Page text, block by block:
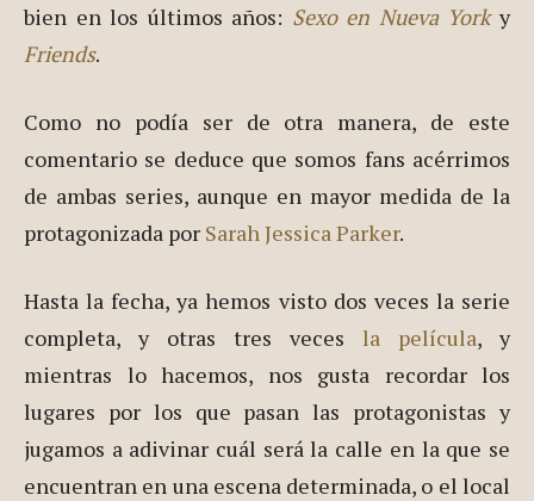
bien en los últimos años: Sexo en Nueva Yorky
Friends.
Como no podía ser de otra manera, de este
comentario se deduce que somos fans acérrimos
de ambas series, aunque en mayor medida de la
protagonizada por Sarah Jessica Parker.
Hasta la fecha, ya hemos visto dos veces la serie
completa, y otras tres veces la película, y
mientras lo hacemos, nos gusta recordar los
lugares por los que pasan las protagonistas y
jugamos a adivinar cuál será la calle en la que se
encuentran en una escena determinada, o el local